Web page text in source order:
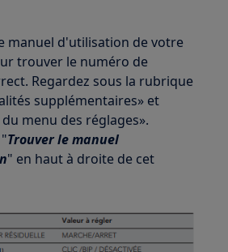
manuel d'utilisation de votre
trouver le numéro de
Regardez sous la rubrique
supplémentaires» et
menu des réglages».
Trouver le manuel
" en haut à droite de cet